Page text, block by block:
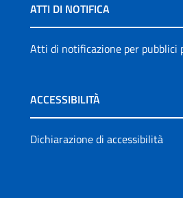
ATTI DI NOTIFICA
Atti di notificazione per pubblici
ACCESSIBILITÀ
Dichiarazione di accessibilità